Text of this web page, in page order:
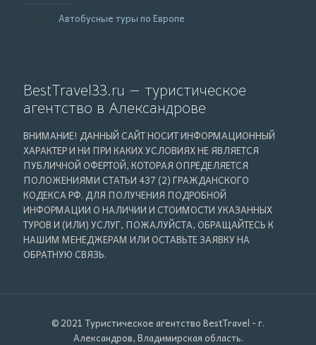
Автобусные туры по Европе
BestTravel33.ru — туристическое
агентство в Александрове
ВНИМАНИЕ! ДАННЫЙ САЙТ НОСИТ ИНФОРМАЦИОННЫЙ
ХАРАКТЕР И НИ ПРИ КАКИХ УСЛОВИЯХ НЕ ЯВЛЯЕТСЯ
ПУБЛИЧНОЙ ОФЕРТОЙ, КОТОРАЯ ОПРЕДЕЛЯЕТСЯ
ПОЛОЖЕНИЯМИ СТАТЬИ 437 (2) ГРАЖДАНСКОГО
КОДЕКСА РФ. ДЛЯ ПОЛУЧЕНИЯ ПОДРОБНОЙ
ИНФОРМАЦИИ О НАЛИЧИИ И СТОИМОСТИ УКАЗАННЫХ
ТУРОВ И (ИЛИ) УСЛУГ, ПОЖАЛУЙСТА, ОБРАЩАЙТЕСЬ К
НАШИМ МЕНЕДЖЕРАМ ИЛИ ОСТАВЬТЕ ЗАЯВКУ НА
ОБРАТНУЮ СВЯЗЬ.
© 2021 Туристическое агентство BestTravel - г.
Александров, Владимирская область.